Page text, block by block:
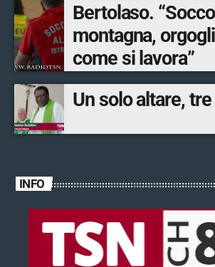
Bertolaso.
montagna,
come si lavora”
Un solo altare,
INFO